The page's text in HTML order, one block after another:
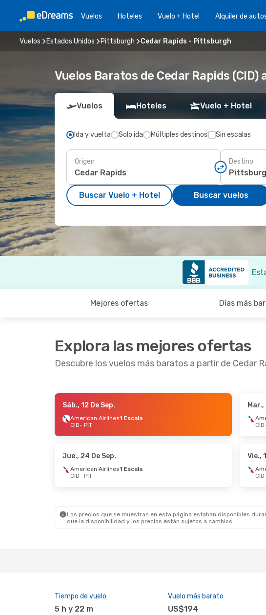
Vuelos Hoteles Vuelo + Hotel Alquiler de
Vuelos Estados Unidos Pittsburgh Cedar Rapids - Pittsburgh
Vuelos Baratos de Cedar Rapids
Vuelos Hoteles Vuelo + Hotel
Ida y vuelta Solo ida Múltiples destinos Sin escalas
Origen Destino
Buscar Vuelo + Hotel Buscar vuelos
Mejores ofertas Días más
Explora las mejores ofertas
Descubre los vuelos más baratos a partir de Cedar
- Lun., 31 De Ago.
1 Escala
1
- Mar., 20 De Oct. -
PIT
- CID
Sáb., 12 De Sep.
American Airlines1 Escala
CID- PIT
Mar.,
CID
Jue., 24 De Sep.
American Airlines1 Escala
CID- PIT
Vie.,
CID
Los precios que se muestran en esta página estaban disponibles
que la disponibilidad y los precios están sujetos a cambios.
Tiempo de vuelo
5 h y 22 m
Vuelo más barato
US$194